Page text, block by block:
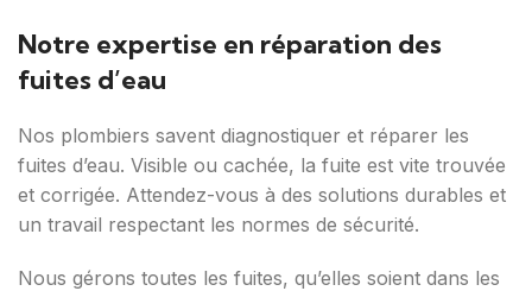
Notre expertise en réparation des
fuites d’eau
Nos plombiers savent diagnostiquer et réparer les
fuites d’eau. Visible ou cachée, la fuite est vite trouvée
et corrigée. Attendez-vous à des solutions durables et
un travail respectant les normes de sécurité.
Nous gérons toutes les fuites, qu’elles soient dans les